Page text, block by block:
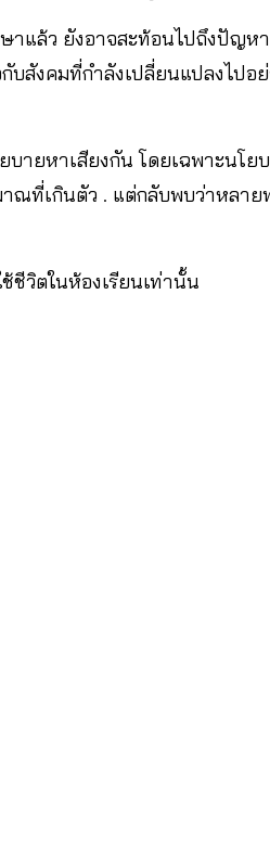
าแล้ว ยังอาจสะท้อนไปถึงปัญห
สังคมที่กำลังเปลี่ยนแปลงไปอย่
บายหาเสียงกัน โดยเฉพาะนโย
าณที่เกินตัว . แต่กลับพบว่าหลา
ชีวิตในห้องเรียนเท่านั้น